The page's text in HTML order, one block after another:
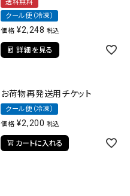
送料無料
クール便（冷凍）
価格 ¥2,248 税込
詳細を見る
お荷物再発送用チケット
クール便（冷凍）
価格 ¥2,200 税込
カートに入れる